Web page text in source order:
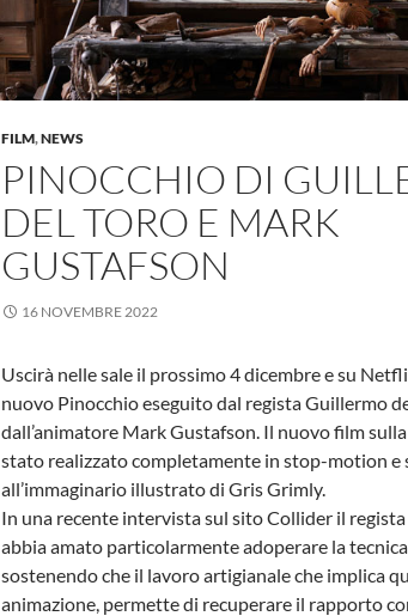
FILM,NEWS
PINOCCHIO DI
DEL TORO E MARK
GUSTAFSON
16 NOVEMBRE 2022
Uscirà nelle sale il prossimo 4 dicembre e su
nuovo Pinocchio eseguito dal regista Guillermo
dall’animatore Mark Gustafson. Il nuovo film
stato realizzato completamente in stop-motion e
all’immaginario illustrato di Gris Grimly.
In una recente intervista sul sito Collider il
abbia amato particolarmente adoperare la
sostenendo che il lavoro artigianale che implica
animazione, permette di recuperare il rapporto